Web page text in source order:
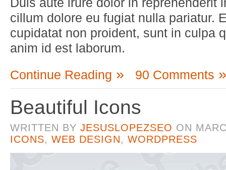
cillum dolore eu fugiat nulla pariatur.
cupidatat non proident, sunt in culpa
anim id est laborum.
Continue Reading
90 Comments
Beautiful Icons
WRITTEN BY JESUSLOPEZSEO ON
ICONS, WEB DESIGN, WORDPRESS